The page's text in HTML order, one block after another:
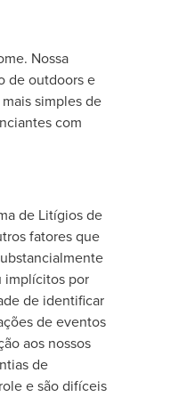
Nossa
de outdoors e
simples de
com
de Litígios de
fatores que
implícitos por
de identificar
de eventos
aos nossos
de
e são difíceis